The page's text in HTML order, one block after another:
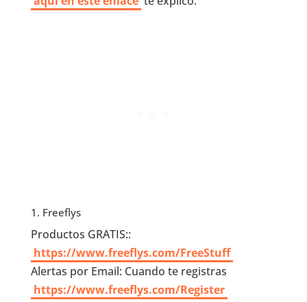
1. Freeflys
Productos GRATIS::
https://www.freeflys.com/FreeStuff
Alertas por Email: Cuando te registras
https://www.freeflys.com/Register